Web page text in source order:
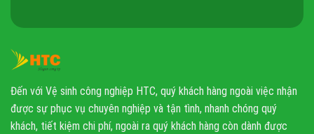
Đến với Vệ sinh công nghiệp HTC, quý khách hàng ngoài việc nhận
được sự phục vụ chuyên nghiệp và tận tình, nhanh chóng quý
khách, tiết kiệm chi phí, ngoài ra quý khách hàng còn dành được